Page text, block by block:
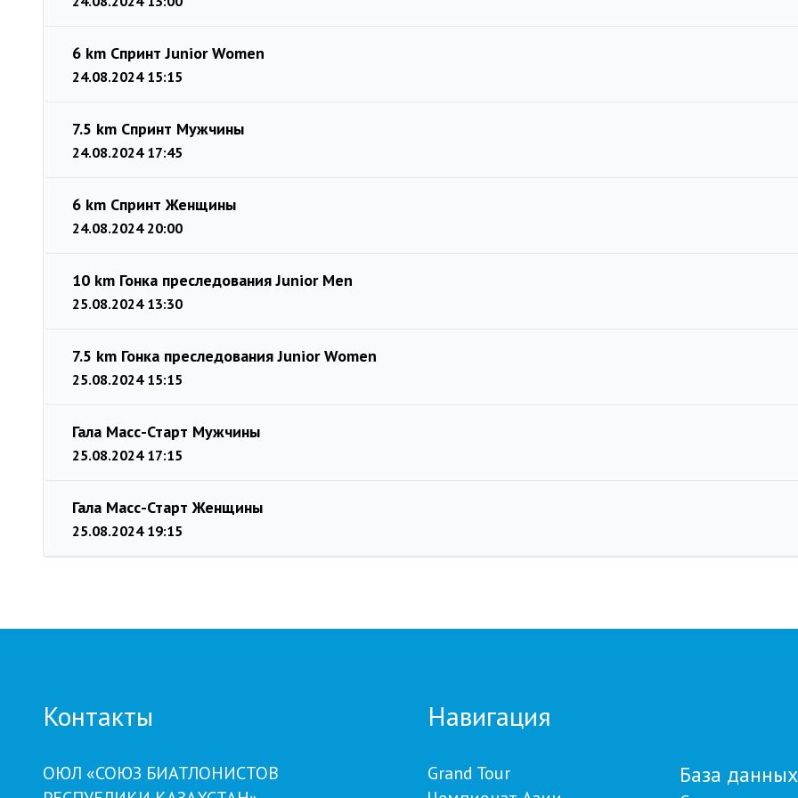
6 km Спринт Junior Women
24.08.2024 15:15
7.5 km Спринт Мужчины
24.08.2024 17:45
6 km Спринт Женщины
24.08.2024 20:00
10 km Гонка преследования Junior Men
25.08.2024 13:30
7.5 km Гонка преследования Junior Women
25.08.2024 15:15
Гала Масс-Старт Мужчины
25.08.2024 17:15
Гала Масс-Старт Женщины
25.08.2024 19:15
Контакты
ОЮЛ «СОЮЗ БИАТЛОНИСТОВ
Навигация
Grand Tour
База данных